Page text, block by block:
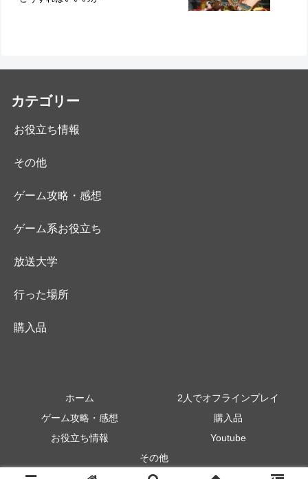
カテゴリー
お役立ち情報
その他
ゲーム攻略・感想
ゲーム系お役立ち
放送大学
行った場所
購入品
ホーム
2人でオフラインプレイ
ゲーム攻略・感想
購入品
お役立ち情報
Youtube
その他